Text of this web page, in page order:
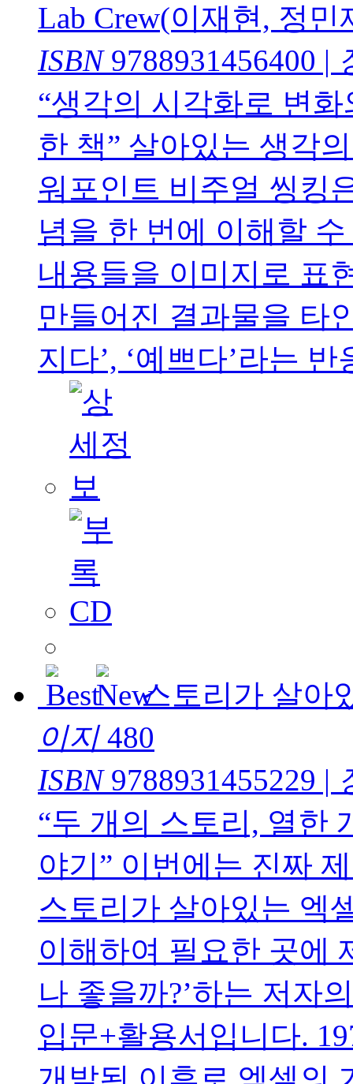
Lab Crew(이재현, 정민
ISBN9788931456400 |
“생각의 시각화로 변
한 책” 살아있는 생각
워포인트 비주얼 씽킹
념을 한 번에 이해할
내용들을 이미지로 표
만들어진 결과물을 타
지다’, ‘예쁘다’라는
스토리가 살아
이지480
ISBN9788931455229 |
“두 개의 스토리, 열한
야기” 이번에는 진짜
스토리가 살아있는 엑
이해하여 필요한 곳에
나 좋을까?’하는 저자
입문+활용서입니다.